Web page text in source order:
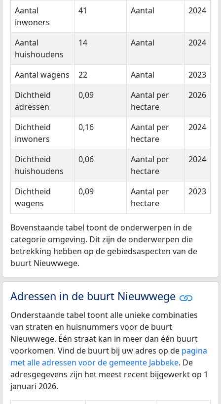
Aantal
inwoners
41 Aantal 2024
Aantal
huishoudens
14 Aantal 2024
Aantal wagens 22 Aantal
2023
Dichtheid
adressen
0,09
Aantal per
hectare
2026
Dichtheid
inwoners
0,16
Aantal per
hectare
2024
Dichtheid
huishoudens
0,06
Aantal per
hectare
2024
Dichtheid
wagens
0,09
Aantal per
hectare
2023
Bovenstaande tabel toont de onderwerpen in de
categorie omgeving. Dit zijn de onderwerpen die
betrekking hebben op de gebiedsaspecten van de
buurt Nieuwwege.
Adressen in de buurt Nieuwwege
Onderstaande tabel toont alle unieke combinaties
van straten en huisnummers voor de buurt
Nieuwwege. Één straat kan in meer dan één buurt
voorkomen. Vind de buurt bij uw adres op de pagina
met alle adressen voor de gemeente Jabbeke. De
adresgegevens zijn het meest recent bijgewerkt op 1
januari 2026.